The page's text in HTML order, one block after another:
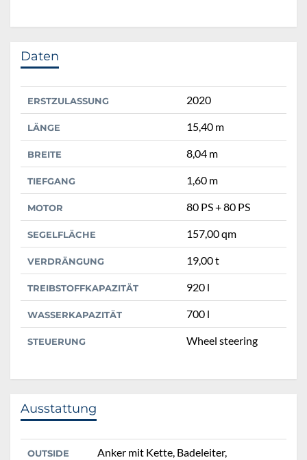
Daten
ERSTZULASSUNG 2020
LÄNGE 15,40 m
BREITE 8,04 m
TIEFGANG 1,60 m
MOTOR 80 PS + 80 PS
SEGELFLÄCHE 157,00 qm
VERDRÄNGUNG 19,00 t
TREIBSTOFFKAPAZITÄT 920 l
WASSERKAPAZITÄT 700 l
STEUERUNG Wheel steering
Ausstattung
OUTSIDE
Anker mit Kette, Badeleiter,